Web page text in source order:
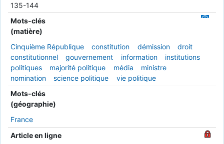
135-144
Mots-clés
(matière)
Cinquième République
constitution démission
droit
constitutionnel
gouvernement information
institutions
politiques
majorité politique média
ministre
nomination
science politique
vie politique
Mots-clés
(géographie)
France
Article en ligne